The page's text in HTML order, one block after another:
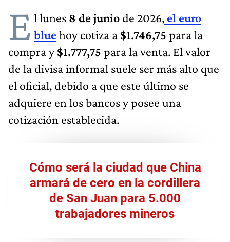
E l lunes 8 de junio de 2026, el euro
bluehoy cotiza a $1.746,75 para la
compra y$1.777,75 para la venta. El valor
de la divisa informal suele ser más alto que
el oficial, debido a que este último se
adquiere en los bancos y posee una
cotización establecida.
Cómo será la ciudad que China
armará de cero en la cordillera
de San Juan para 5.000
trabajadores mineros